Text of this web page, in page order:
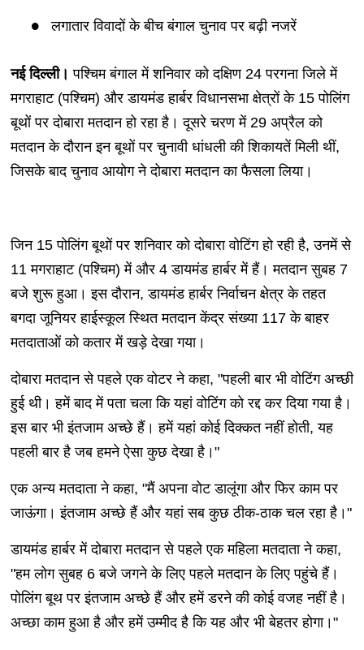
लगातार विवादों के बीच बंगाल चुनाव पर बढ़ी नजरें
नई दिल्ली।पश्चिम बंगाल में शनिवार को दक्षिण 24 परगना जिले में
मगराहाट (पश्चिम) और डायमंड हार्बर विधानसभा क्षेत्रों के 15 पोलिंग
बूथों पर दोबारा मतदान हो रहा है। दूसरे चरण में 29 अप्रैल को
मतदान के दौरान इन बूथों पर चुनावी धांधली की शिकायतें मिली थीं,
जिसके बाद चुनाव आयोग ने दोबारा मतदान का फैसला लिया।
जिन 15 पोलिंग बूथों पर शनिवार को दोबारा वोटिंग हो रही है, उनमें से
11 मगराहाट (पश्चिम) में और 4 डायमंड हार्बर में हैं। मतदान सुबह 7
बजे शुरू हुआ। इस दौरान, डायमंड हार्बर निर्वाचन क्षेत्र के तहत
बगदा जूनियर हाईस्कूल स्थित मतदान केंद्र संख्या 117 के बाहर
मतदाताओं को कतार में खड़े देखा गया।
दोबारा मतदान से पहले एक वोटर ने कहा, "पहली बार भी वोटिंग अच्छी
हुई थी। हमें बाद में पता चला कि यहां वोटिंग को रद्द कर दिया गया है।
इस बार भी इंतजाम अच्छे हैं। हमें यहां कोई दिक्कत नहीं होती, यह
पहली बार है जब हमने ऐसा कुछ देखा है।"
एक अन्य मतदाता ने कहा, "मैं अपना वोट डालूंगा और फिर काम पर
जाऊंगा। इंतजाम अच्छे हैं और यहां सब कुछ ठीक-ठाक चल रहा है।"
डायमंड हार्बर में दोबारा मतदान से पहले एक महिला मतदाता ने कहा,
"हम लोग सुबह 6 बजे जगने के लिए पहले मतदान के लिए पहुंचे हैं।
पोलिंग बूथ पर इंतजाम अच्छे हैं और हमें डरने की कोई वजह नहीं है।
अच्छा काम हुआ है और हमें उम्मीद है कि यह और भी बेहतर होगा।"